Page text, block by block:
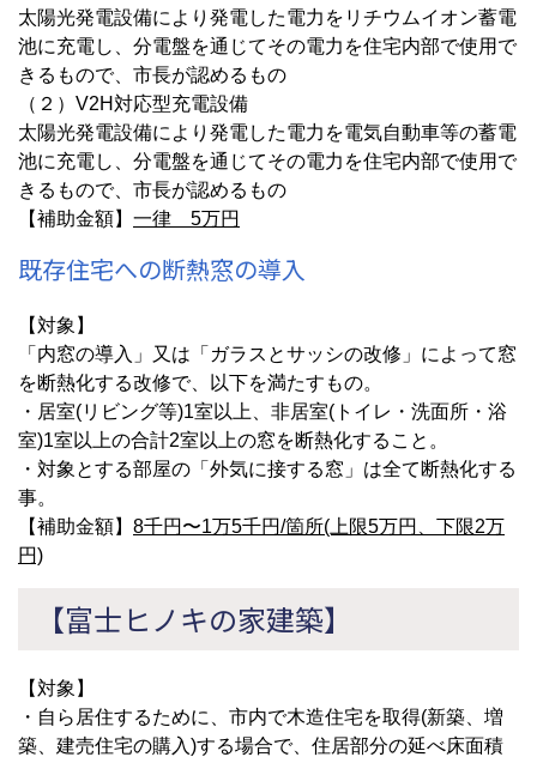
太陽光発電設備により発電した電力をリチウムイオン蓄電
池に充電し、分電盤を通じてその電力を住宅内部で使用で
きるもので、市長が認めるもの
（２）V2H対応型充電設備
太陽光発電設備により発電した電力を電気自動車等の蓄電
池に充電し、分電盤を通じてその電力を住宅内部で使用で
きるもので、市長が認めるもの
【補助金額】 一律 5万円
既存住宅への断熱窓の導入
【対象】
「内窓の導入」又は「ガラスとサッシの改修」によって窓
を断熱化する改修で、以下を満たすもの。
・居室(リビング等)1室以上、非居室(トイレ・洗面所・浴
室)1室以上の合計2室以上の窓を断熱化すること。
・対象とする部屋の「外気に接する窓」は全て断熱化する
事。
【補助金額】 8千円〜1万5千円/箇所(上限5万円、下限2万
円)
【富士ヒノキの家建築】
【対象】
・自ら居住するために、市内で木造住宅を取得(新築、増
築、建売住宅の購入)する場合で、住居部分の延べ床面積